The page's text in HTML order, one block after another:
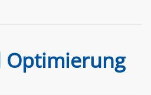
Optimierung